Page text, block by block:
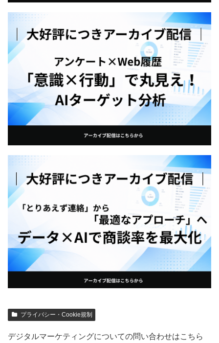
プライバシー・Cookie規制
デジタルマーケティングについての問い合わせはこちら